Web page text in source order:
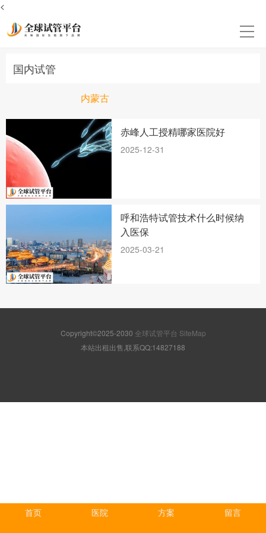
<
国内试管
内蒙古
赤峰人工授精哪家医院好
2025-12-31
呼和浩特试管技术什么时候纳
入医保
2025-03-21
Copyright©2025-2030 全球试管平台 SiteMap
本站出租出售,联系QQ:14827188
首页 医院 方案 留言